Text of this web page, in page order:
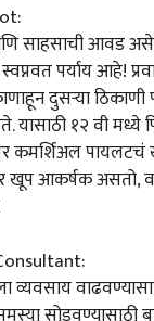
साहसाची आवड
पर्याय आहे!
दुसऱ्या ठिकाणी
यासाठी १२ वी
कमर्शिअल पायलटचं
खूप आकर्षक असतो,